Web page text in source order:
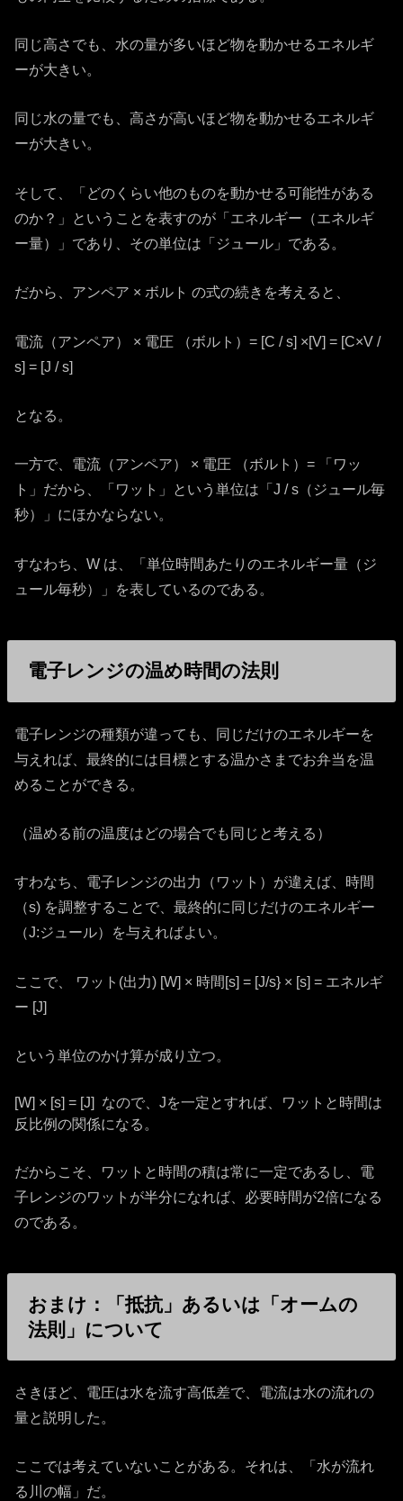
同じ高さでも、水の量が多いほど物を動かせるエネルギ
ーが大きい。
同じ水の量でも、高さが高いほど物を動かせるエネルギ
ーが大きい。
そして、「どのくらい他のものを動かせる可能性がある
のか？」ということを表すのが「エネルギー（エネルギ
ー量）」であり、その単位は「ジュール」である。
だから、アンペア × ボルト の式の続きを考えると、
電流（アンペア） × 電圧 （ボルト）= [C / s] ×[V] = [C×V /
s] = [J / s]
となる。
一方で、電流（アンペア） × 電圧 （ボルト）= 「ワッ
ト」だから、「ワット」という単位は「J / s（ジュール毎
秒）」にほかならない。
すなわち、W は、「単位時間あたりのエネルギー量（ジ
ュール毎秒）」を表しているのである。
電子レンジの温め時間の法則
電子レンジの種類が違っても、同じだけのエネルギーを
与えれば、最終的には目標とする温かさまでお弁当を温
めることができる。
（温める前の温度はどの場合でも同じと考える）
すわなち、電子レンジの出力（ワット）が違えば、時間
（s) を調整することで、最終的に同じだけのエネルギー
（J:ジュール）を与えればよい。
ここで、 ワット(出力) [W] × 時間[s] = [J/s} × [s] = エネルギ
ー [J]
という単位のかけ算が成り立つ。
[W] × [s] = [J] なので、Jを一定とすれば、ワットと時間は
反比例の関係になる。
だからこそ、ワットと時間の積は常に一定であるし、電
子レンジのワットが半分になれば、必要時間が2倍になる
のである。
おまけ：「抵抗」あるいは「オームの
法則」について
さきほど、電圧は水を流す高低差で、電流は水の流れの
量と説明した。
ここでは考えていないことがある。それは、「水が流れ
る川の幅」だ。